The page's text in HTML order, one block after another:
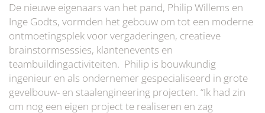
De nieuwe eigenaars van het pand, Philip Willems en
Inge Godts, vormden het gebouw om tot een moderne
ontmoetingsplek voor vergaderingen, creatieve
brainstormsessies, klantenevents en
teambuildingactiviteiten. Philip is bouwkundig
ingenieur en als ondernemer gespecialiseerd in grote
gevelbouw- en staalengineering projecten. “Ik had zin
om nog een eigen project te realiseren en zag